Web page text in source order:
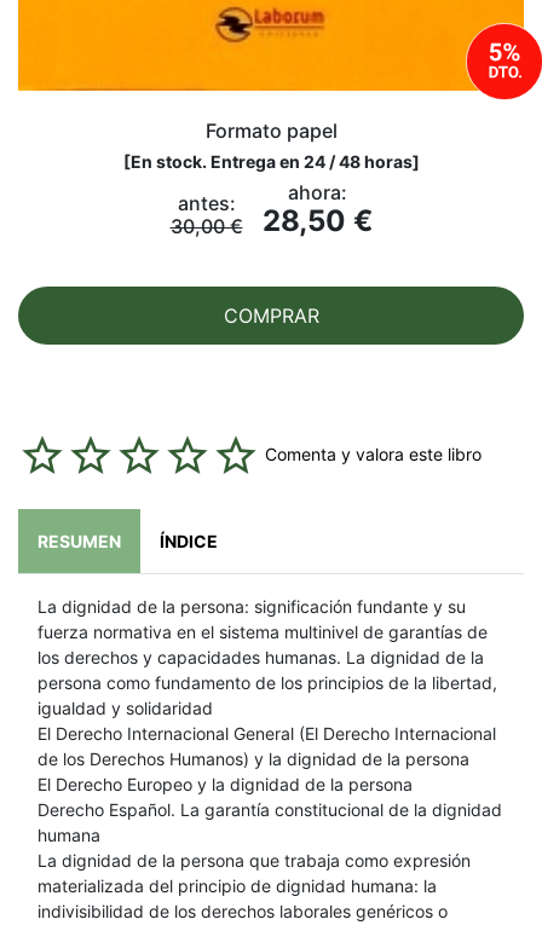
Formato papel
[En stock. Entrega en 24 / 48 horas]
antes:
30,00 €
ahora:
28,50 €
COMPRAR
Comenta y valora este libro
RESUMEN ÍNDICE
La dignidad de la persona: significación fundante y su
fuerza normativa en el sistema multinivel de garantías de
los derechos y capacidades humanas. La dignidad de la
persona como fundamento de los principios de la libertad,
igualdad y solidaridad
El Derecho Internacional General (El Derecho Internacional
de los Derechos Humanos) y la dignidad de la persona
El Derecho Europeo y la dignidad de la persona
Derecho Español. La garantía constitucional de la dignidad
humana
La dignidad de la persona que trabaja como expresión
materializada del principio de dignidad humana: la
indivisibilidad de los derechos laborales genéricos o